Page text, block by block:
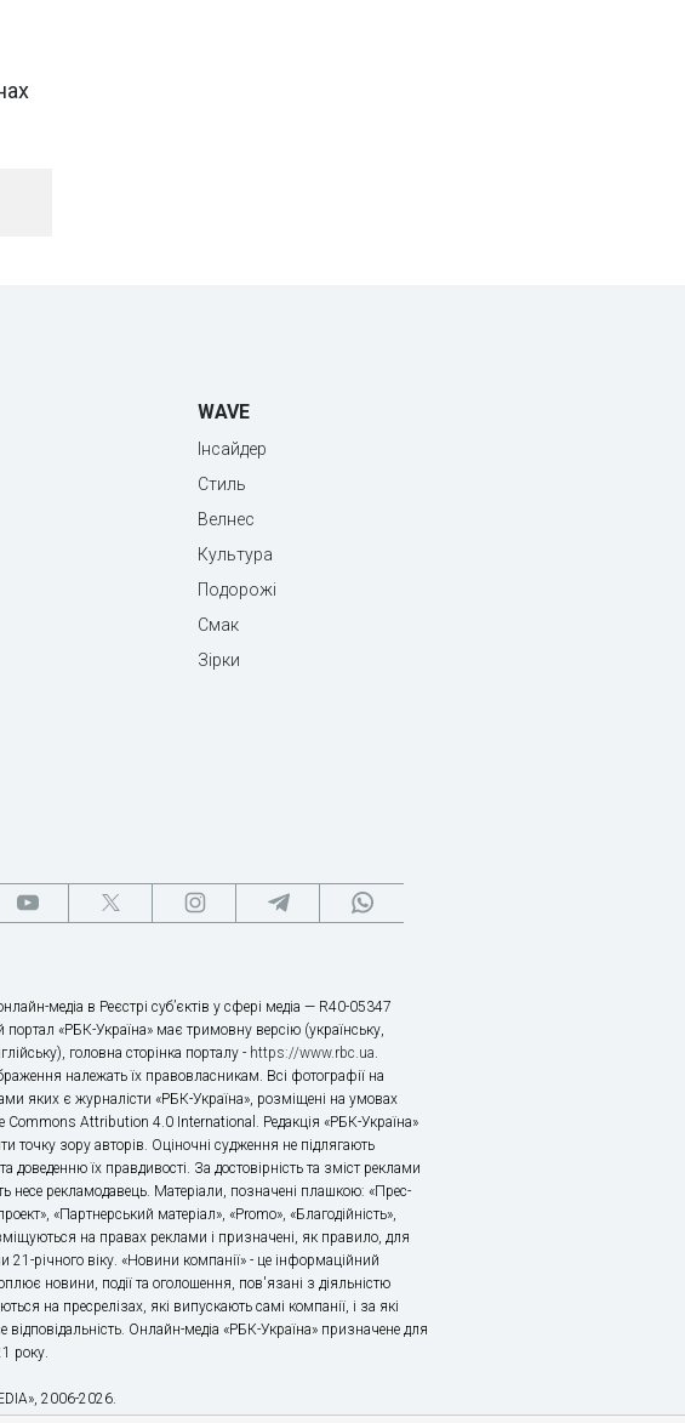
WAVE
Інсайдер
Стиль
Велнес
Культура
Подорожі
Смак
Зірки
медіа в Реєстрі суб’єктів у сфері медіа — R40-05347
портал «РБК-Україна» має тримовну версію (українську,
головна сторінка порталу - https://www.rbc.ua.
належать їх правовласникам. Всі фотографії на
яких є журналісти «РБК-Україна», розміщені на умовах
Commons Attribution 4.0 International. Редакція «РБК-Україна»
точку зору авторів. Оціночні судження не підлягають
доведенню їх правдивості. За достовірність та зміст реклами
несе рекламодавець. Матеріали, позначені плашкою: «Прес-
«Партнерський матеріал», «Promo», «Благодійність»,
на правах реклами і призначені, як правило, для
21-річного віку. «Новини компанії» - це інформаційний
новини, події та оголошення, пов'язані з діяльністю
на пресрелізах, які випускають самі компанії, і за які
відповідальність. Онлайн-медіа «РБК-Україна» призначене для
року.
2006-2026.